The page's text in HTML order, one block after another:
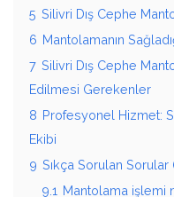
5 Silivri Dış Cephe
6 Mantolamanın
7 Silivri Dış Cephe
Edilmesi Gerekenler
8 Profesyonel Hizmet:
Ekibi
9 Sıkça Sorulan Sorular
9.1 Mantolama işlemi